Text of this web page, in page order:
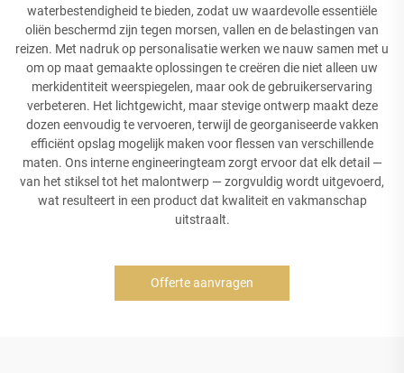
waterbestendigheid te bieden, zodat uw waardevolle essentiële
oliën beschermd zijn tegen morsen, vallen en de belastingen van
reizen. Met nadruk op personalisatie werken we nauw samen met u
om op maat gemaakte oplossingen te creëren die niet alleen uw
merkidentiteit weerspiegelen, maar ook de gebruikerservaring
verbeteren. Het lichtgewicht, maar stevige ontwerp maakt deze
dozen eenvoudig te vervoeren, terwijl de georganiseerde vakken
efficiënt opslag mogelijk maken voor flessen van verschillende
maten. Ons interne engineeringteam zorgt ervoor dat elk detail —
van het stiksel tot het malontwerp — zorgvuldig wordt uitgevoerd,
wat resulteert in een product dat kwaliteit en vakmanschap
uitstraalt.
Offerte aanvragen